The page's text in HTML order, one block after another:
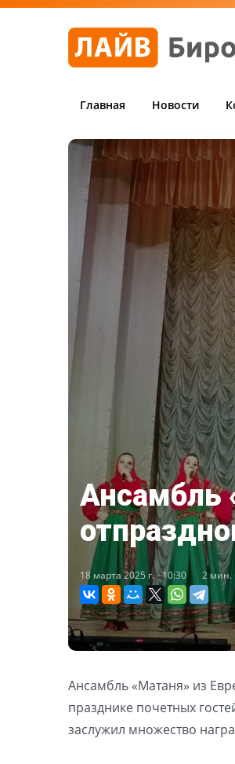
Главная Новости
Ансамбль
18 марта 2025 г. - 10:30 2 мин.
Ансамбль «Матаня» из
празднике почетных
заслужил множество